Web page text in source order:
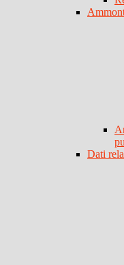
Dati